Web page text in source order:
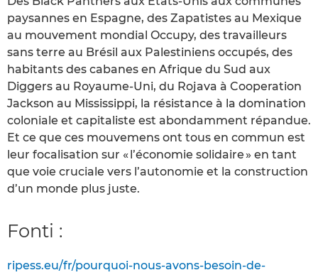
paysannes en Espagne, des Zapatistes au Mexique
au mouvement mondial Occupy, des travailleurs
sans terre au Brésil aux Palestiniens occupés, des
habitants des cabanes en Afrique du Sud aux
Diggers au Royaume-Uni, du Rojava à Cooperation
Jackson au Mississippi, la résistance à la domination
coloniale et capitaliste est abondamment répandue.
Et ce que ces mouvemens ont tous en commun est
leur focalisation sur « l’économie solidaire » en tant
que voie cruciale vers l’autonomie et la construction
d’un monde plus juste.
Fonti :
ripess.eu/fr/pourquoi-nous-avons-besoin-de-